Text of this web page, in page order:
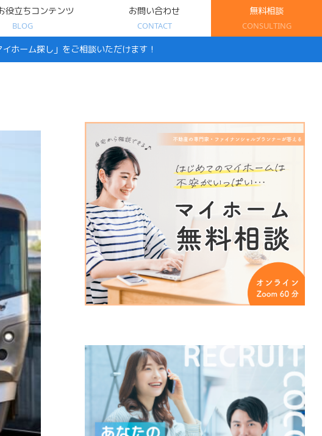
役立ちコンテンツ
BLOG
お問い合わせ
CONTACT
無料相談
CONSULTING
ホーム探し」をご相談いただけます！